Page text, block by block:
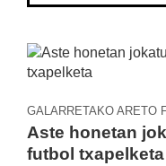
GALARRETAKO ARETO
Aste honetan
futbol txapelketa